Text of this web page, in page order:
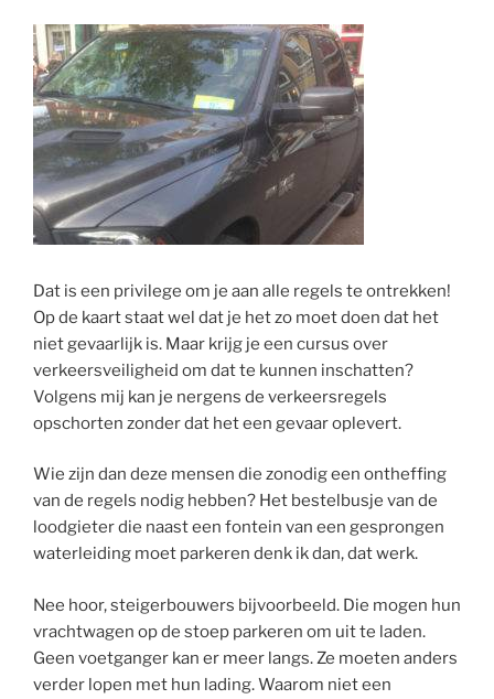
Dat is een privilege om je aan alle regels te ontrekken!
Op de kaart staat wel dat je het zo moet doen dat het
niet gevaarlijk is. Maar krijg je een cursus over
verkeersveiligheid om dat te kunnen inschatten?
Volgens mij kan je nergens de verkeersregels
opschorten zonder dat het een gevaar oplevert.
Wie zijn dan deze mensen die zonodig een ontheffing
van de regels nodig hebben? Het bestelbusje van de
loodgieter die naast een fontein van een gesprongen
waterleiding moet parkeren denk ik dan, dat werk.
Nee hoor, steigerbouwers bijvoorbeeld. Die mogen hun
vrachtwagen op de stoep parkeren om uit te laden.
Geen voetganger kan er meer langs. Ze moeten anders
verder lopen met hun lading. Waarom niet een